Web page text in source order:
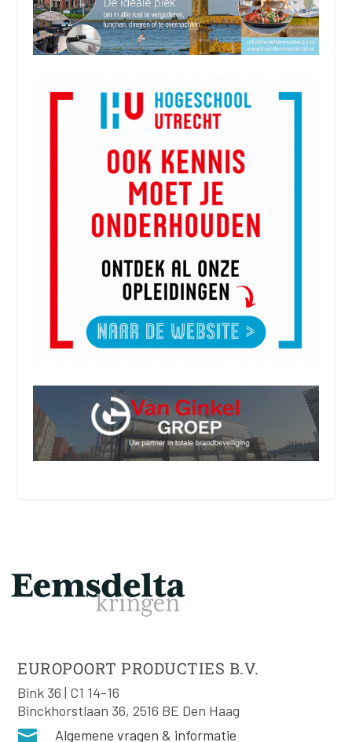
EUROPOORT PRODUCTIES B.V.
Bink 36 | C1 14-16
Binckhorstlaan 36, 2516 BE Den Haag
 Algemene vragen & informatie